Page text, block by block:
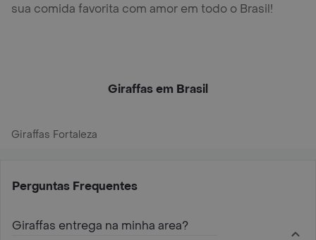
sua comida favorita com amor em todo o Brasil!
Giraffas em Brasil
Giraffas Fortaleza
Perguntas Frequentes
Giraffas entrega na minha area?